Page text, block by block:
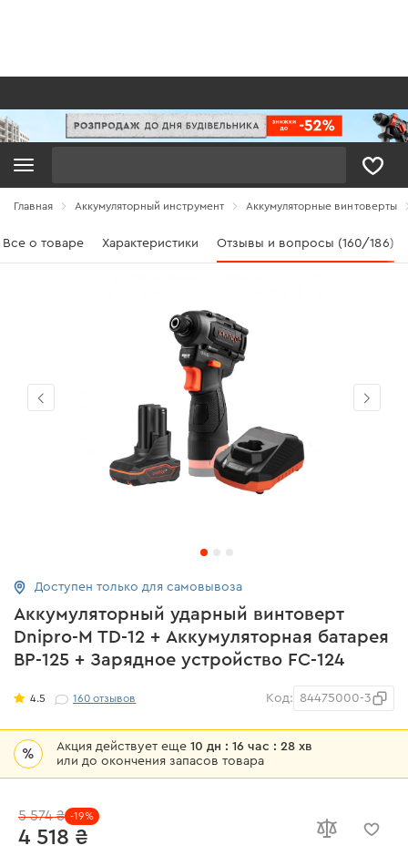
Главная Аккумуляторный инструмент Аккумуляторные винтоверты
Все о товаре Характеристики Отзывы и вопросы (160/186)
Аккумуляторный ударный винтоверт
Dnipro-M TD-12 + Аккумуляторная батарея
BP-125 + Зарядное устройство FC-124
4.5 160отзывов Код: 84475000-3
% Акция действует еще10 дн : 16 час : 28 хв
или до окончения запасов товара
4 518 ₴
5 574 ₴ -19%
Доступен только для самовывоза